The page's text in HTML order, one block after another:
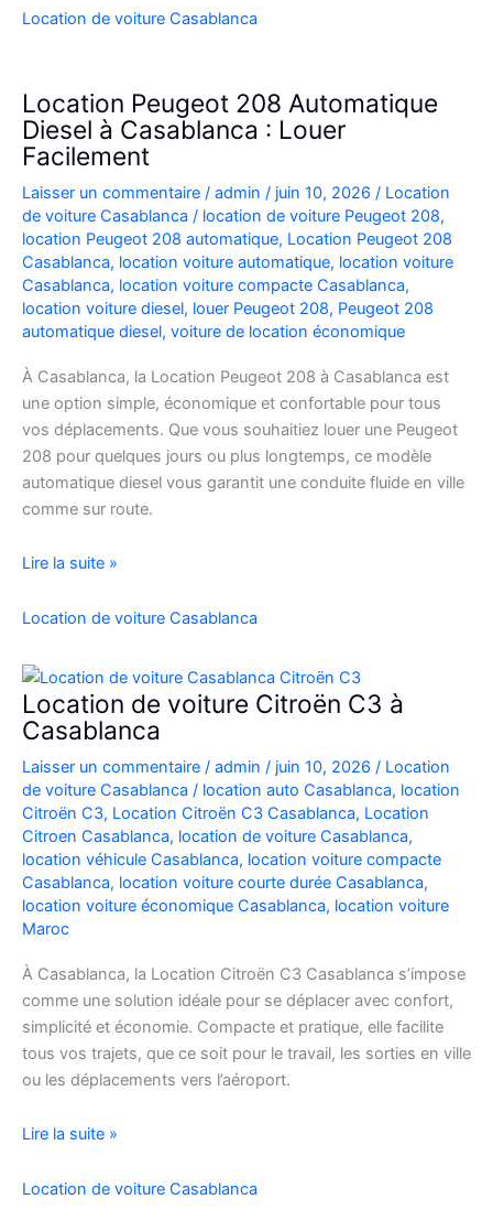
Voiture
5
à
Casablanca
Location de voiture Casablanca
Location Peugeot 208 Automatique
Diesel à Casablanca : Louer
Facilement
Laisser un commentaire / admin / juin 10, 2026 / Location
de voiture Casablanca / location de voiture Peugeot 208,
location Peugeot 208 automatique, Location Peugeot 208
Casablanca, location voiture automatique, location voiture
Casablanca, location voiture compacte Casablanca,
location voiture diesel, louer Peugeot 208, Peugeot 208
automatique diesel, voiture de location économique
À Casablanca, la Location Peugeot 208 à Casablanca est
une option simple, économique et confortable pour tous
vos déplacements. Que vous souhaitiez louer une Peugeot
208 pour quelques jours ou plus longtemps, ce modèle
automatique diesel vous garantit une conduite fluide en ville
comme sur route.
Location
208
Diesel
à
Casablanca
Louer
Facilement
Lire la suite »
Location de voiture Casablanca
Location de voiture Citroën C3 à
Casablanca
Laisser un commentaire / admin / juin 10, 2026 / Location
de voiture Casablanca / location auto Casablanca, location
Citroën C3, Location Citroën C3 Casablanca, Location
Citroen Casablanca, location de voiture Casablanca,
location véhicule Casablanca, location voiture compacte
Casablanca, location voiture courte durée Casablanca,
location voiture économique Casablanca, location voiture
Maroc
À Casablanca, la Location Citroën C3 Casablanca s’impose
comme une solution idéale pour se déplacer avec confort,
simplicité et économie. Compacte et pratique, elle facilite
tous vos trajets, que ce soit pour le travail, les sorties en ville
ou les déplacements vers l’aéroport.
Location
voiture
Lire la suite »
Location de voiture Casablanca